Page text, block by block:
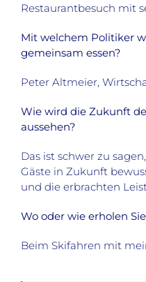
Restaurantbesuch mit
Mit welchem Politiker
gemeinsam essen?
Peter Altmeier,
Wie wird die Zukunft
aussehen?
Das ist schwer zu
Gäste in Zukunft
und die erbrachten
Wo oder wie erholen
Beim Skifahren mit